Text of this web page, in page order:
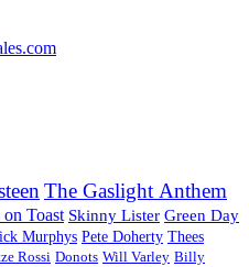
The Gaslight Anthem
on Toast Skinny Lister Green Day
Murphys Pete Doherty Thees
Rossi Donots Will Varley Billy